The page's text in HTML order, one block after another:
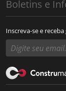
Boletins e
Inscreva-se e